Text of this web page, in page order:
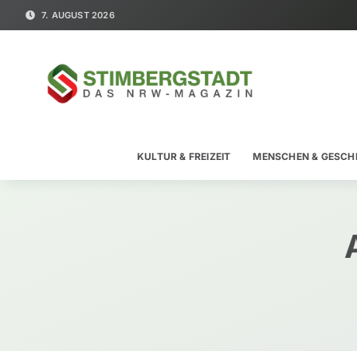
7. AUGUST 2026
KULTUR & FREIZEIT MENSCHEN &